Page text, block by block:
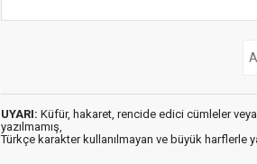
UYARI: Küfür, hakaret, rencide edici cümleler
yazılmamış,
Türkçe karakter kullanılmayan ve büyük harflerle